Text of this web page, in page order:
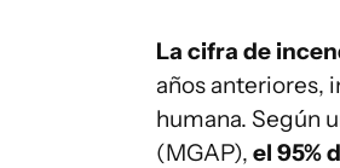
La cifra de
años anteriores,
humana. Según
(MGAP), el 95%